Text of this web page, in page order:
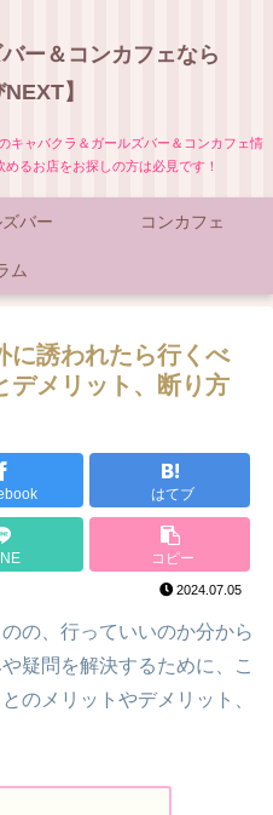
ー＆コンカフェなら
NEXT】
キャバクラ＆ガールズバー＆コンカフェ情
るお店をお探しの方は必見です！
バー コンカフェ
ム
に誘われたら行くべ
デメリット、断り方
はてブ
コピー
2024.07.05
の、行っていいのか分から
疑問を解決するために、こ
のメリットやデメリット、